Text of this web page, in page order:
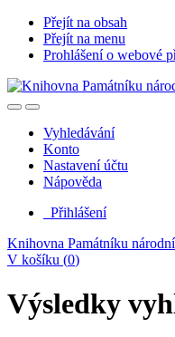
Přejít na obsah
Přejít na menu
Prohlášení o webové
Vyhledávání
Konto
Nastavení účtu
Nápověda
Přihlášení
Knihovna Památníku
V košíku (0)
Výsledky